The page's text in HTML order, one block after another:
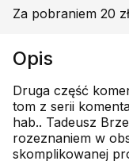
Za pobraniem 20 zł
Opis
Druga część
tom z serii
hab.. Tadeusz
rozeznaniem w
skomplikowanej